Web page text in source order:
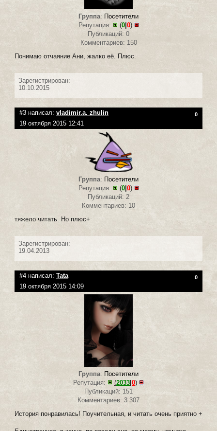
Группа: Посетители
Репутация:
(0| 0)
Публикаций: 0
Комментариев: 150
Понимаю отчаяние Ани, жалко её. Плюс.
Зарегистрирован:
10.10.2015
#3 написал: vladimir.a. zhulin 0
19 октября 2015 12:41
Группа: Посетители
Репутация:
(0| 0)
Публикаций: 2
Комментариев: 10
тяжело читать. Но плюс+
Зарегистрирован:
19.04.2013
#4 написал: Tata 0
19 октября 2015 14:09
Группа: Посетители
Репутация:
(2033 0)
Публикаций: 151
Комментариев: 3 307
История понравилась! Поучительная, и читать очень приятно +